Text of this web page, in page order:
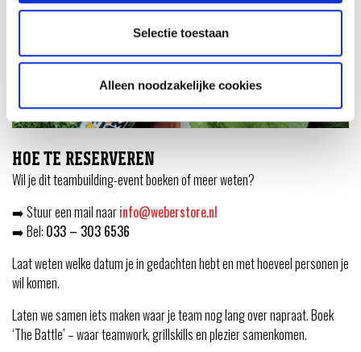
Selectie toestaan
Alleen noodzakelijke cookies
HOE TE RESERVEREN
Wil je dit teambuilding-event boeken of meer weten?
➡️ Stuur een mail naarinfo@weberstore.nl
➡️ Bel: 033 – 303 6536
Laat weten welke datum je in gedachten hebt en met hoeveel personen je
wil komen.
Laten we samen iets maken waar je team nog lang over napraat. Boek
‘The Battle’ – waar teamwork, grillskills en plezier samenkomen.